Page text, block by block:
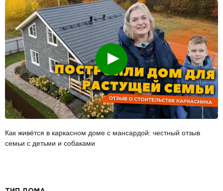
Смотреть
Как живётся в каркасном доме с мансардой: честный отзыв
семьи с детьми и собаками